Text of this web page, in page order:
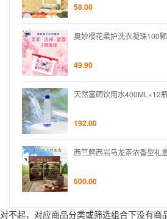
58.00
奥妙樱花柔护洗衣凝珠100
49.90
天然富硒饮用水400ML×12
192.00
西竺牌西岩乌龙茶浓香型礼
500.00
对不起，对应商品分类或筛选组合下没有商